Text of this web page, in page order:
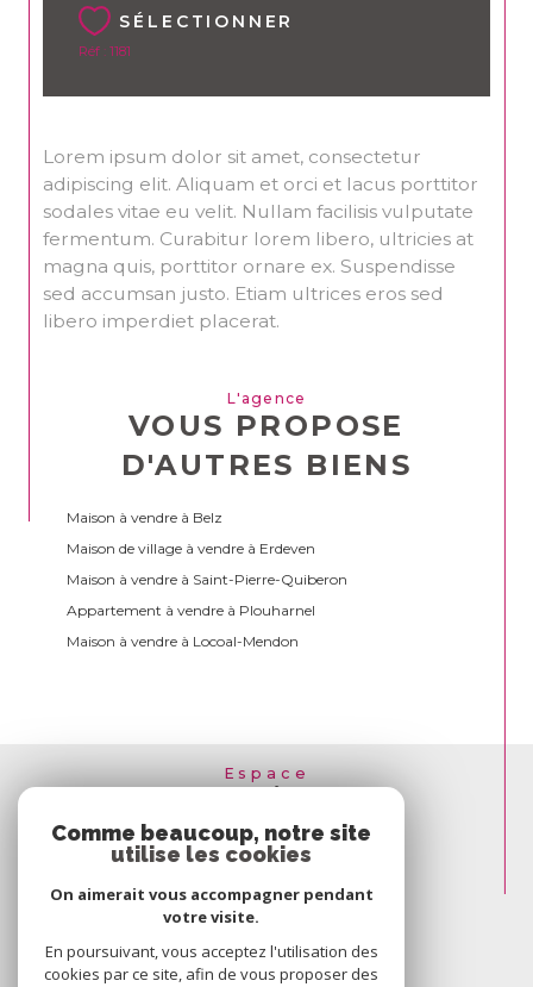
SÉLECTIONNER
Réf : 1181
Lorem ipsum dolor sit amet, consectetur
adipiscing elit. Aliquam et orci et lacus porttitor
sodales vitae eu velit. Nullam facilisis vulputate
fermentum. Curabitur lorem libero, ultricies at
magna quis, porttitor ornare ex. Suspendisse
sed accumsan justo. Etiam ultrices eros sed
libero imperdiet placerat.
L'agence
VOUS PROPOSE
D'AUTRES BIENS
Maison à vendre à Belz
Maison de village à vendre à Erdeven
Maison à vendre à Saint-Pierre-Quiberon
Appartement à vendre à Plouharnel
Maison à vendre à Locoal-Mendon
Espace
SE CONNECTER
Comme beaucoup, notre site
utilise les cookies
On aimerait vous accompagner pendant
votre visite.
En poursuivant, vous acceptez l'utilisation des
cookies par ce site, afin de vous proposer des